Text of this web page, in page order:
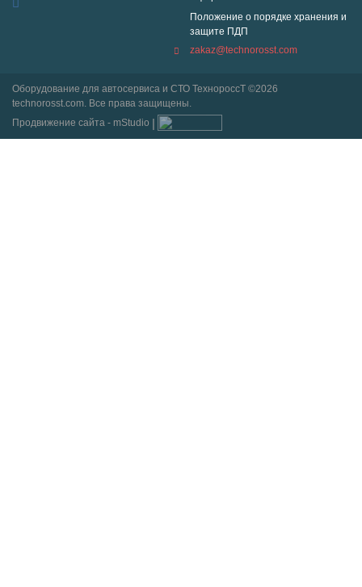
Положение о порядке хранения и
защите ПДП
zakaz@technorosst.com
Оборудование для автосервиса и СТО ТехнороссТ ©2026
technorosst.com. Все права защищены.
Продвижение сайта - mStudio